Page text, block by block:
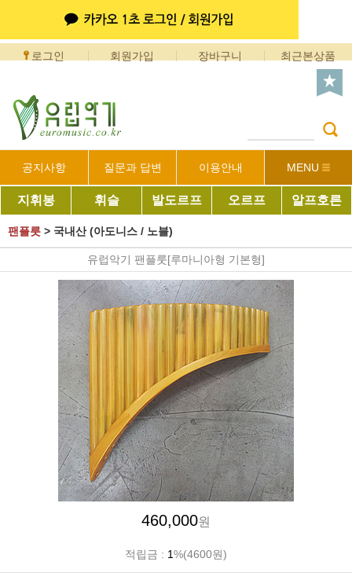
로그인 회원가입 장바구니 최근본상품
공지사항 질문과 답변 이용안내 MENU
지휘봉 휘슬 발도르프 오르프 알프호른
팬플릇 > 국내산 (아도니스 / 노블)
유럽악기 팬플룻[루마니아형 기본형]
460,000원
적립금 : 1%(4600원)